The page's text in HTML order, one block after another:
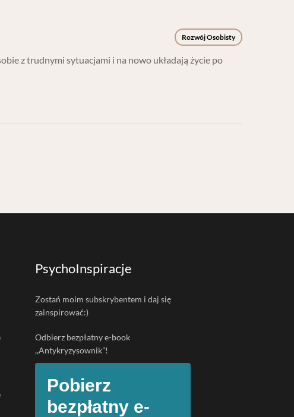
Rozwój Osobisty
z trudnymi sytuacjami i na nowo układają życie po
PsychoInspiracje
Zostań moim subskrybentem i daj się
zainspirować:)
Odbierz bezpłatny e-book
,,Antykryzysownik”!
Pobierz
bezpłatny e-